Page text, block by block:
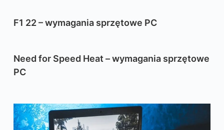
F1 22 – wymagania sprzętowe PC
Need for Speed Heat – wymagania sprzętowe
PC